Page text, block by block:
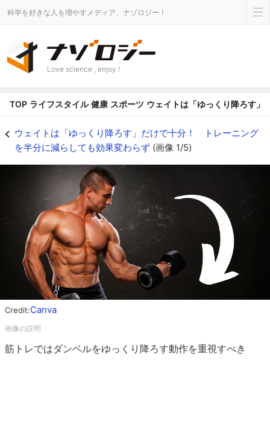
科学を好きな人を増やすメディア、ナゾロジー！
Love science , enjoy !
TOP ライフスタイル 健康 スポーツ ウェイトは「ゆっくり降ろす
ウェイトは「ゆっくり降ろす」だけで十分！ トレーニング
を半分に減らしても効果変わらず (画像 1/5)
Credit:Canva
筋トレではダンベルをゆっくり降ろす動作を重視すべき